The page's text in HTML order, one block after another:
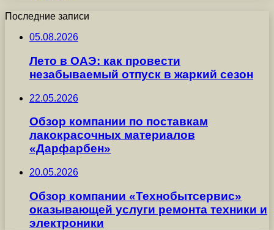
Последние записи
05.08.2026
Лето в ОАЭ: как провести
незабываемый отпуск в жаркий сезон
22.05.2026
Обзор компании по поставкам
лакокрасочных материалов
«Дарфарбен»
20.05.2026
Обзор компании «Технобытсервис»
оказывающей услуги ремонта техники и
электроники